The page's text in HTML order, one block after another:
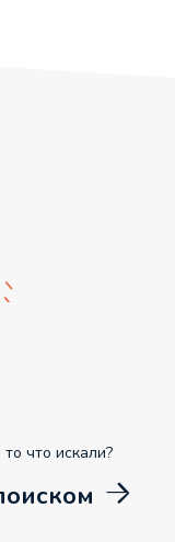
что искали?